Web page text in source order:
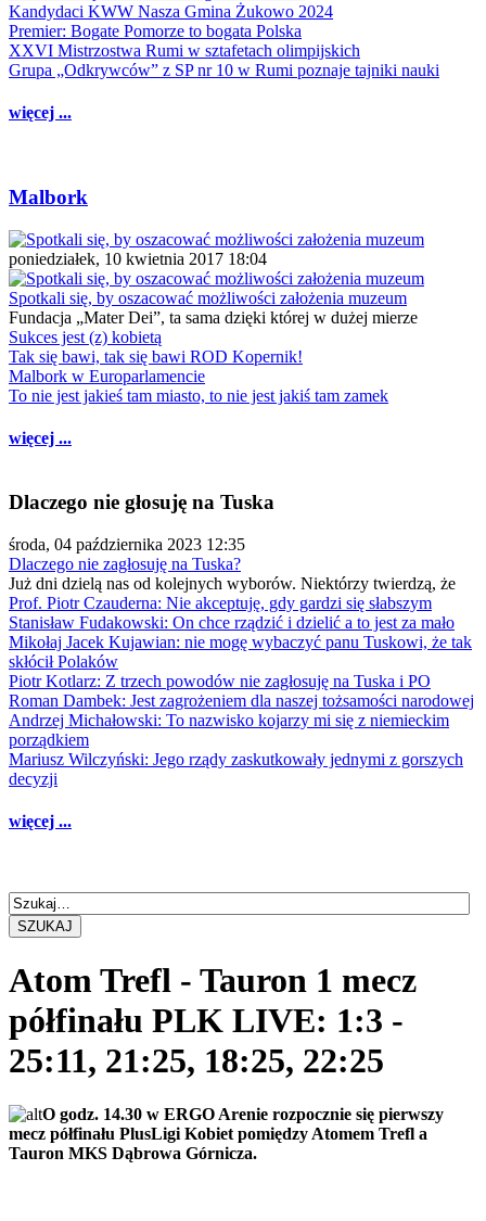
Kandydaci KWW Nasza Gmina Żukowo 2024
Premier: Bogate Pomorze to bogata Polska
XXVI Mistrzostwa Rumi w sztafetach olimpijskich
Grupa „Odkrywców” z SP nr 10 w Rumi poznaje tajniki nauki
więcej ...
Malbork
poniedziałek, 10 kwietnia 2017 18:04
Spotkali się, by oszacować możliwości założenia muzeum
Fundacja „Mater Dei”, ta sama dzięki której w dużej mierze
Sukces jest (z) kobietą
Tak się bawi, tak się bawi ROD Kopernik!
Malbork w Europarlamencie
To nie jest jakieś tam miasto, to nie jest jakiś tam zamek
więcej ...
Dlaczego nie głosuję na Tuska
środa, 04 października 2023 12:35
Dlaczego nie zagłosuję na Tuska?
Już dni dzielą nas od kolejnych wyborów. Niektórzy twierdzą, że
Prof. Piotr Czauderna: Nie akceptuję, gdy gardzi się słabszym
Stanisław Fudakowski: On chce rządzić i dzielić a to jest za mało
Mikołaj Jacek Kujawian: nie mogę wybaczyć panu Tuskowi, że tak
skłócił Polaków
Piotr Kotlarz: Z trzech powodów nie zagłosuję na Tuska i PO
Roman Dambek: Jest zagrożeniem dla naszej tożsamości narodowej
Andrzej Michałowski: To nazwisko kojarzy mi się z niemieckim
porządkiem
Mariusz Wilczyński: Jego rządy zaskutkowały jednymi z gorszych
decyzji
więcej ...
SZUKAJ
Atom Trefl - Tauron 1 mecz
półfinału PLK LIVE: 1:3 -
25:11, 21:25, 18:25, 22:25
O godz. 14.30 w ERGO Arenie rozpocznie się pierwszy
mecz półfinału PlusLigi Kobiet pomiędzy Atomem Trefl a
Tauron MKS Dąbrowa Górnicza.